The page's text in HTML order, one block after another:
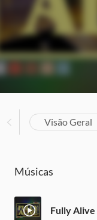
Visão Geral
Músicas
Fully Alive